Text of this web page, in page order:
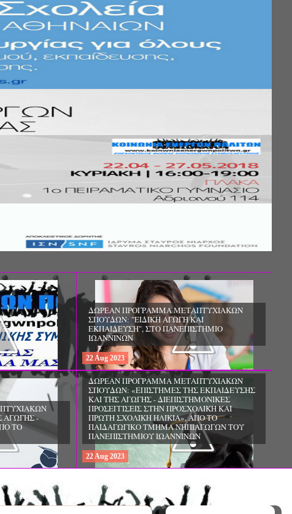
ΤΗΣ
ΚΟΙΝΩΝΙΚΗΣ
ΚΑΙ ΤΟ
ΨΥΧΙΚΗΣ
22Aug 2023
ΔΩΡΕΑΝ ΠΡΟΓΡΑΜΜΑ ΜΕΤΑΠΤΥΧΙΑΚΩΝ
ΣΠΟΥΔΩΝ: «ΕΠΙΣΤΗΜΕΣ ΤΗΣ ΑΓΩΓΗΣ -
ΘΕΩΡΙΑ ΚΑΙ ΕΦΑΡΜΟΓΕΣ», ΑΠΟ ΤΟ
ΠΑΝΕΠΙΣΤΗΜΙΟ ΚΡΗΤΗΣ
22Aug 2023